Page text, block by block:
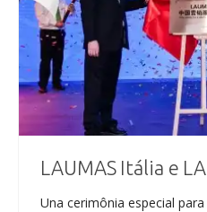
LAUMAS Itália e
Una cerimônia especial